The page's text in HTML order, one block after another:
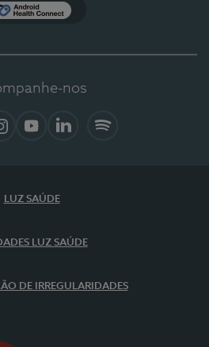
nos
LUZ SAÚDE
LUZ SAÚDE
DE IRREGULARIDADES